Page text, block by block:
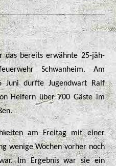
das bereits erwähnte 25-jäh-
Schwanheim. Am
Juni durfte Jugendwart Ralf
Helfern über 700 Gäste im
am Freitag mit einer
wenige Wochen vorher noch
Im Ergebnis war sie ein